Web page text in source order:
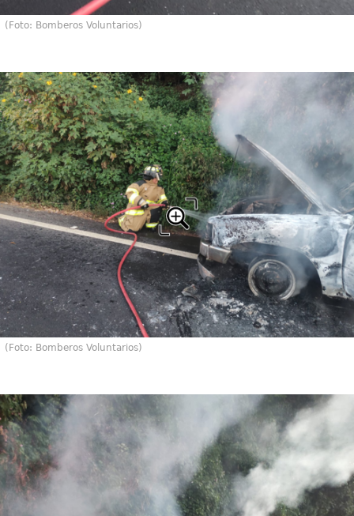
(Foto: Bomberos Voluntarios)
(Foto: Bomberos Voluntarios)